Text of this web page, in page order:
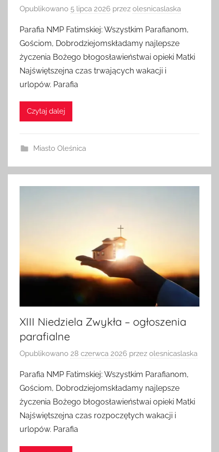
Opublikowano 5 lipca 2026 przez olesnicaslaska
Parafia NMP Fatimskiej: Wszystkim Parafianom,
Gościom, Dobrodziejomskładamy najlepsze
życzenia Bożego błogosławieństwai opieki Matki
Najświętszejna czas trwających wakacji i
urlopów. Parafia
Czytaj dalej
Miasto Oleśnica
XIII Niedziela Zwykła – ogłoszenia
parafialne
Opublikowano 28 czerwca 2026 przez olesnicaslaska
Parafia NMP Fatimskiej: Wszystkim Parafianom,
Gościom, Dobrodziejomskładamy najlepsze
życzenia Bożego błogosławieństwai opieki Matki
Najświętszejna czas rozpoczętych wakacji i
urlopów. Parafia